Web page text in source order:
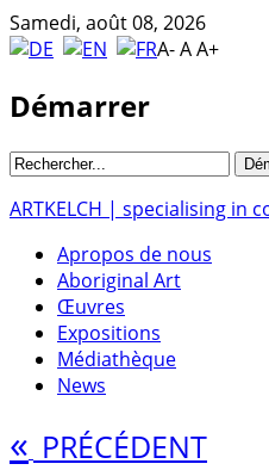
Samedi, août 08, 2026
A-AA+
Démarrer
ARTKELCH | specialising in
Apropos de nous
Aboriginal Art
Œuvres
Expositions
Médiathèque
News
« PRÉCÉDENT